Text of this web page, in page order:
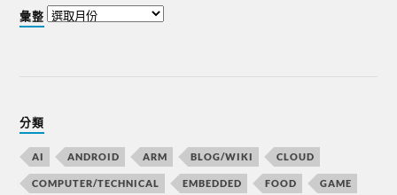
彙整
分類
AI ANDROID ARM BLOG/WIKI CLOUD
COMPUTER/TECHNICAL EMBEDDED FOOD GAME